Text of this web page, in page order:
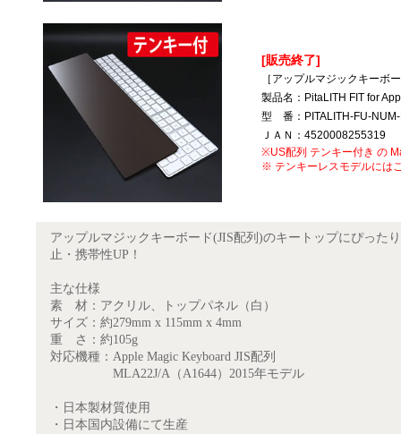
[販売終了]
［アップルマジックキーボ
製品名：PitaLITH FIT for
型 番：PITALITH-FU-
ＪＡＮ：4520008255319
※US配列 テンキー付き の
※ テンキーレスモデルには
アップルマジックキーボード(JIS配列)のキートップにぴった
止・携帯性UP！
主な仕様
素 材：アクリル、トップパネル（白）
サイズ：約279mm x 115mm x 4mm
重 さ：約105g
対応機種：Apple Magic Keyboard JIS配列
MLA22J/A（A1644）2015年モデル
・日本製材質使用
・日本国内設備にて生産